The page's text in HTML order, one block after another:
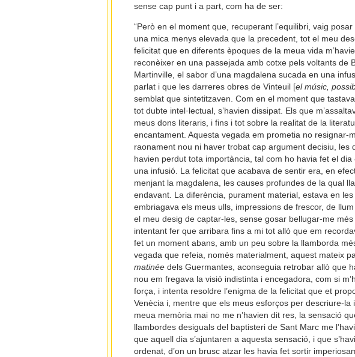
sense cap punt i a part, com ha de ser:
“Però en el moment que, recuperant l’equilibri, vaig
una mica menys elevada que la precedent, tot el meu
felicitat que en diferents èpoques de la meua vida
reconèixer en una passejada amb cotxe pels voltants de
Martinville, el sabor d’una magdalena sucada en una
parlat i que les darreres obres de Vinteuil [el músic,
semblat que sintetitzaven. Com en el moment que
tot dubte intel·lectual, s’havien dissipat. Els que
meus dons literaris, i fins i tot sobre la realitat de la
encantament. Aquesta vegada em prometia no resignar-
raonament nou ni haver trobat cap argument decisiu, les
havien perdut tota importància, tal com ho havia fet el
una infusió. La felicitat que acabava de sentir era, en
menjant la magdalena, les causes profundes de la qual
endavant. La diferència, purament material, estava en
embriagava els meus ulls, impressions de frescor, de
el meu desig de captar-les, sense gosar bellugar-me
intentant fer que arribara fins a mi tot allò que em
fet un moment abans, amb un peu sobre la llamborda
vegada que refeia, només materialment, aquest mateix
matinée dels Guermantes, aconseguia retrobar allò que
nou em fregava la visió indistinta i encegadora, com si
força, i intenta resoldre l’enigma de la felicitat que et
Venècia i, mentre que els meus esforços per descriure-
meua memòria mai no me n’havien dit res, la sensació
llambordes desiguals del baptisteri de Sant Marc me
que aquell dia s’ajuntaren a aquesta sensació, i que
ordenat, d’on un brusc atzar les havia fet sortir